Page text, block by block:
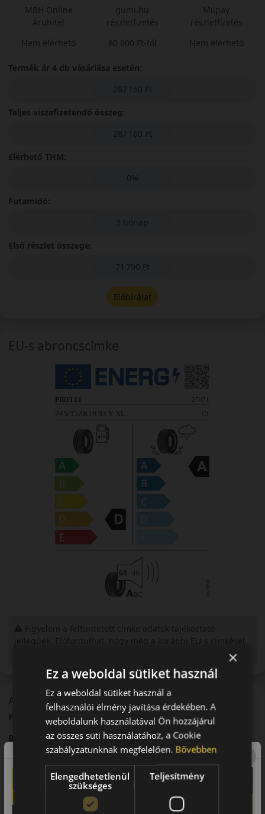
A mintázat
Pirelli P Zero Sport PZ4 – Sportos prémium abroncs
Bevezető
Sport PZ4 egy prémium sportabroncs, amelyet
nagy teljesítményű járművekhez fejlesztettek.
Futófelület és tapadás
MBH Online
Áruhitel
Nem elérhető
gumi.hu
részletfizetés
80 000 Ft-tól
Milpay
részletfizetés
Nem elérhető
Termék ár 4 db vásárlása esetén:
287 160 Ft
Teljes viszafizetendő összeg:
287 160 Ft
Elérhető THM:
0%
Futamidő:
3 hónap
Első részlet összege:
71 790 Ft
Előbírálat
EU-s abroncscímke
×
Ez a weboldal sütiket használ
Ez a weboldal sütiket használ a
felhasználói élmény javítása érdekében. A
weboldalunk használatával Ön hozzájárul
az összes süti használatához, a Cookie
szabályzatunknak megfelelően. Bővebben
Elengedhetetlenül
szükséges
Teljesítmény